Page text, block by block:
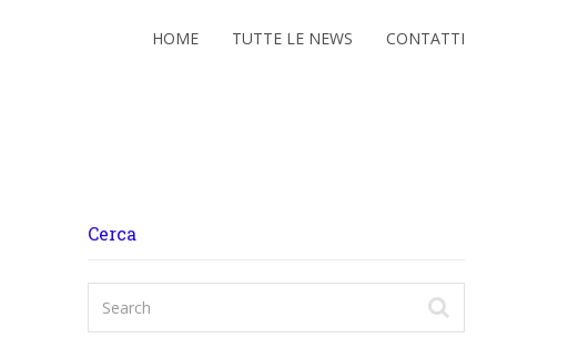
HOME TUTTE LE NEWS CONTATTI
Cerca